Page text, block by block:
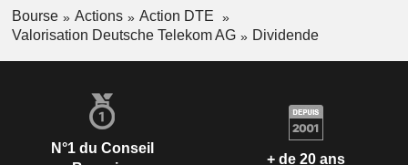
Bourse Actions
Action DTE
Valorisation Deutsche Telekom AG
Dividende
N°1 du Conseil
+ de 20 ans